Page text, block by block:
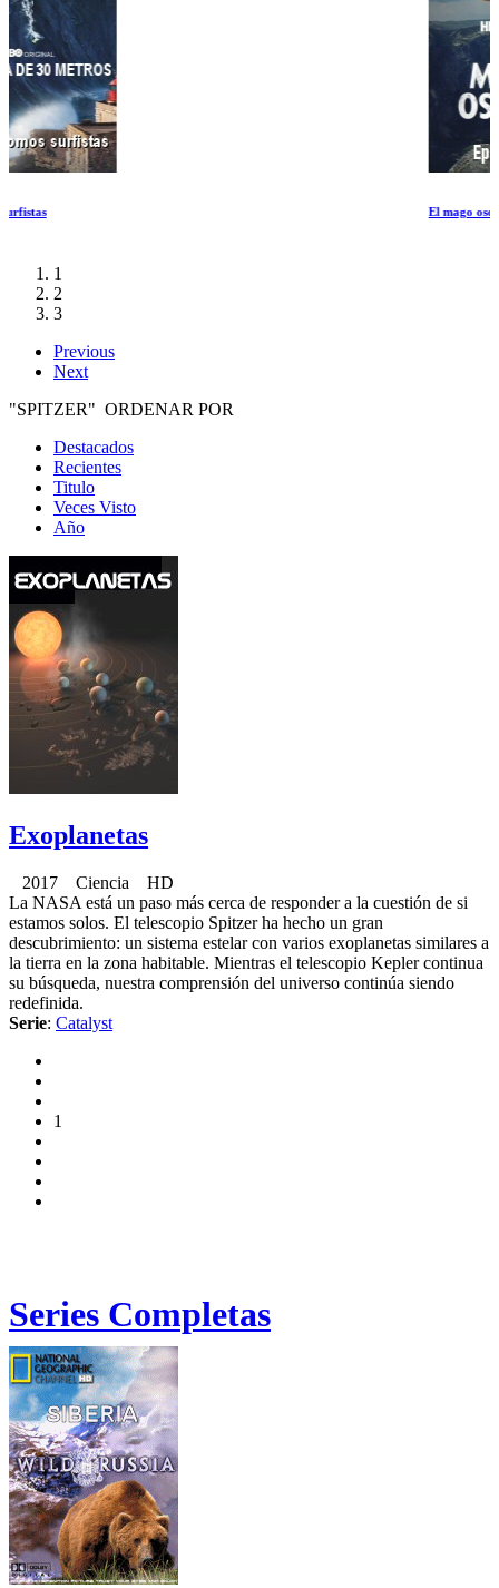
1
2
3
Previous
Next
"SPITZER" ORDENAR POR
Destacados
Recientes
Titulo
Veces Visto
Año
Exoplanetas
2017 Ciencia HD
La NASA está un paso más cerca de responder a la cuestión de si
estamos solos. El telescopio Spitzer ha hecho un gran
descubrimiento: un sistema estelar con varios exoplanetas similares a
la tierra en la zona habitable. Mientras el telescopio Kepler continua
su búsqueda, nuestra comprensión del universo continúa siendo
redefinida.
Serie: Catalyst
1
Series Completas